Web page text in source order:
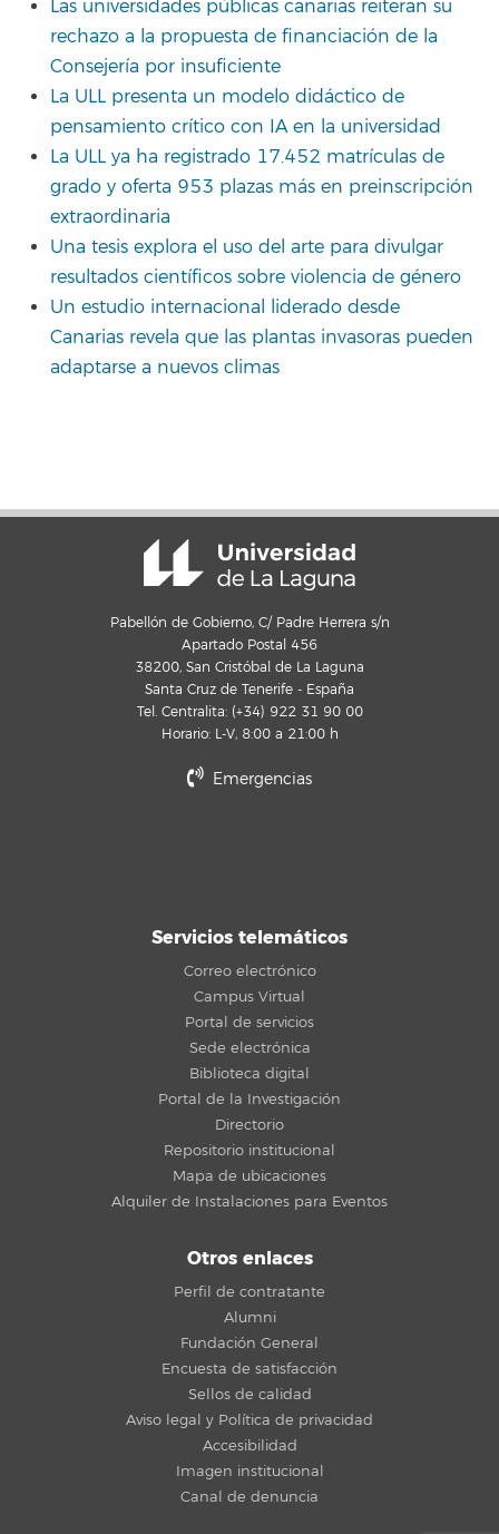
Las universidades públicas canarias reiteran su
rechazo a la propuesta de financiación de la
Consejería por insuficiente
La ULL presenta un modelo didáctico de
pensamiento crítico con IA en la universidad
La ULL ya ha registrado 17.452 matrículas de
grado y oferta 953 plazas más en preinscripción
extraordinaria
Una tesis explora el uso del arte para divulgar
resultados científicos sobre violencia de género
Un estudio internacional liderado desde
Canarias revela que las plantas invasoras pueden
adaptarse a nuevos climas
Pabellón de Gobierno, C/ Padre Herrera s/n
Apartado Postal 456
38200, San Cristóbal de La Laguna
Santa Cruz de Tenerife - España
Tel. Centralita: (+34) 922 31 90 00
Horario: L-V, 8:00 a 21:00 h
Emergencias
Servicios telemáticos
Correo electrónico
Campus Virtual
Portal de servicios
Sede electrónica
Biblioteca digital
Portal de la Investigación
Directorio
Repositorio institucional
Mapa de ubicaciones
Alquiler de Instalaciones para Eventos
Otros enlaces
Perfil de contratante
Alumni
Fundación General
Encuesta de satisfacción
Sellos de calidad
Aviso legal y Política de privacidad
Accesibilidad
Imagen institucional
Canal de denuncia